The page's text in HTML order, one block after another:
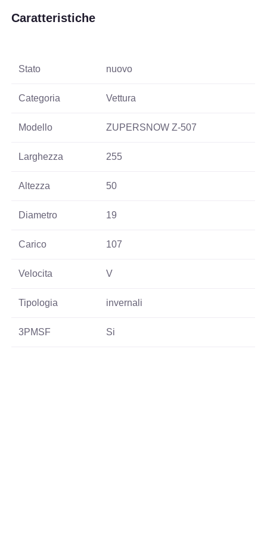
Caratteristiche
Stato nuovo
Categoria Vettura
Modello ZUPERSNOW Z-507
Larghezza 255
Altezza 50
Diametro 19
Carico 107
Velocita V
Tipologia invernali
3PMSF Si